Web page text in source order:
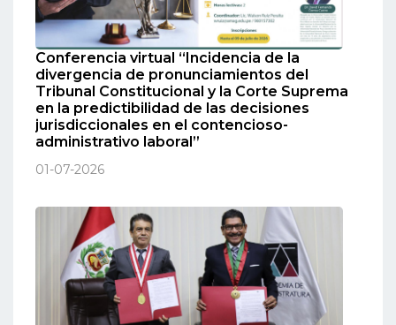
Conferencia virtual “Incidencia de la
divergencia de pronunciamientos del
Tribunal Constitucional y la Corte Suprema
en la predictibilidad de las decisiones
jurisdiccionales en el contencioso-
administrativo laboral”
01-07-2026